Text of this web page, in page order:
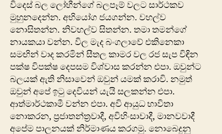
විදෙස් බල ලෝභීන්ගේ බලපෑම් වලට සාර්ථකව
මුහුනදෙන්න. අභියෝග ජයගන්න. වහල්ව
නොසිතන්න. නිවහල්ව සිතන්න. තමා තමන්ගේ
නායකයා වන්න. විල මැද බංගලාවේ එකිනෙකා
සමඟින් වාද කරමින් සීතල කාමර වල රජ සැප විඳින
පක්ෂ විපක්ෂ දෙපසම විශ්වාස කරන්න එපා. ඔවුන්ට
බලයක් ඇති නිසාවෙන් ඔවුන් යමක් කරාවි. නමුත්
ඔවුන් අපේ ඉටු දෙවියන් යැයි සලකන්න එපා.
ආත්මාර්ථකාමී වන්න එපා. අවි ආයුධ භාවිතා
නොකරන, ප්‍රජාතන්ත්‍රවාදී, අවිහිංසාවාදී, මානවවාදී
අපේම පාලනයක් නිර්මාණය කරගමු. නොබෙදුනු